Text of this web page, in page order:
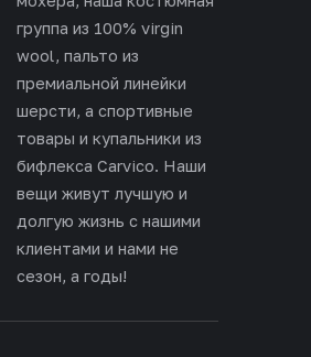
группа из 100% virgin
wool, пальто из
премиальной линейки
шерсти, а спортивные
товары и купальники из
бифлекса Carvico. Наши
вещи живут лучшую и
долгую жизнь с нашими
клиентами и нами не
сезон, а годы!